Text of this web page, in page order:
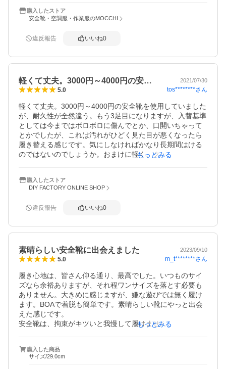
購入したストア
安全靴・空調服・作業服のMOCCHI
違反報告 いいね0
軽くて丈夫。3000円～4000円の安… 2021/07/30
5.0 tos********さん
軽くて丈夫。3000円～4000円の安全靴を使用していました
が、耐久性が全然違う。もう3足目になりますが、入替基準
としては今まではボロボロに傷んでとか、口開いちゃって
とかでしたが、これは汚れがひどく見た目が悪くなったら
履き替える感じです。気にしなければかなり長期間はける
のではないのでしょうか。おまけに軽く、クッションが非
もっとみる
購入したストア
DIY FACTORY ONLINE SHOP
違反報告 いいね0
素晴らしい安全靴に出会えました 2023/09/10
5.0 m_t********さん
履き心地は、皆さん仰る通り、最高でした。いつものサイ
ズなら余裕ありますが、それ程ワンサイズを落とす必要も
ありません。大きめに感じますが、嫌な遊びでは無く履け
ます。BOAで着脱も簡単です。素晴らしい靴にやっと出会
えた感じです。
安全靴は、拘束がキツいと我慢して履けませんので、アシ
もっとみる
購入した商品
サイズ/29.0cm